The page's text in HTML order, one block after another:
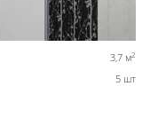
3,7 м2
5 шт